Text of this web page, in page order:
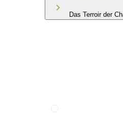
Das Terroir der